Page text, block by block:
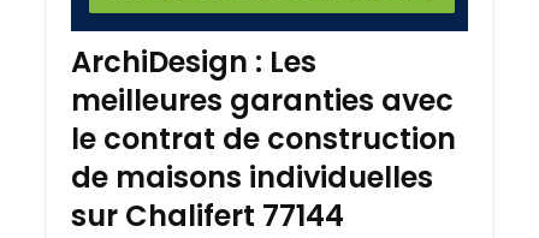
ArchiDesign : Les
meilleures garanties avec
le contrat de construction
de maisons individuelles
sur Chalifert 77144